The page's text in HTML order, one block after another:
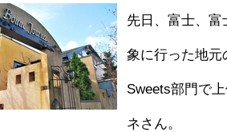
先日、富士、
象に行った地元
Sweets部門で
ネさん。